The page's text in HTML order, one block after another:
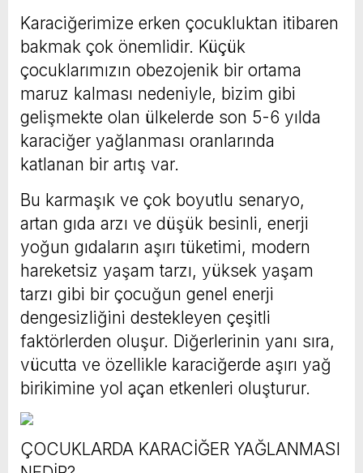
Karaciğerimize erken çocukluktan itibaren
bakmak çok önemlidir. Küçük
çocuklarımızın obezojenik bir ortama
maruz kalması nedeniyle, bizim gibi
gelişmekte olan ülkelerde son 5-6 yılda
karaciğer yağlanması oranlarında
katlanan bir artış var.
Bu karmaşık ve çok boyutlu senaryo,
artan gıda arzı ve düşük besinli, enerji
yoğun gıdaların aşırı tüketimi, modern
hareketsiz yaşam tarzı, yüksek yaşam
tarzı gibi bir çocuğun genel enerji
dengesizliğini destekleyen çeşitli
faktörlerden oluşur. Diğerlerinin yanı sıra,
vücutta ve özellikle karaciğerde aşırı yağ
birikimine yol açan etkenleri oluşturur.
ÇOCUKLARDA KARACİĞER YAĞLANMASI